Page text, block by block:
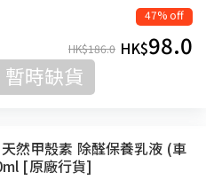
47% off
HK$186.0 HK$98.0
暫時缺貨
然甲殼素 除醛保養乳液 (車
[原廠行貨]